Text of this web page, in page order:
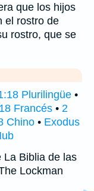
que los hijos
el rostro de
rostro, que se
Plurilingüe •
Francés • 2
Chino • Exodus
La Biblia de las
Lockman